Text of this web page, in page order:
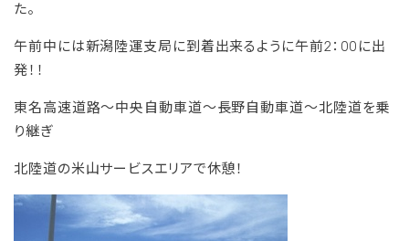
た。
午前中には新潟陸運支局に到着出来るように午前2：00に出
発！！
東名高速道路～中央自動車道～長野自動車道～北陸道を乗
り継ぎ
北陸道の米山サービスエリアで休憩！